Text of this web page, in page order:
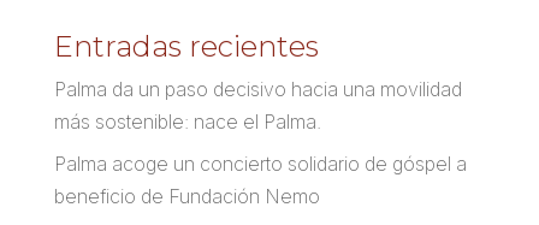
Entradas recientes
Palma da un paso decisivo hacia una movilidad
más sostenible: nace el Palma.
Palma acoge un concierto solidario de góspel a
beneficio de Fundación Nemo